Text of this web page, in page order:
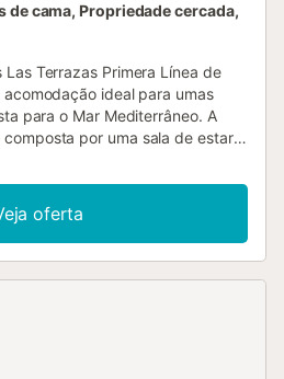
de cama, Propriedade cercada,
Terrazas Primera Línea de
ideal para umas
para o Mar Mediterrâneo. A
por uma sala de estar,
4 pessoas. As comodidades
Wi-Fi com um espaço de
em casa, uma televisão
streaming, ar condicionado na
oferta